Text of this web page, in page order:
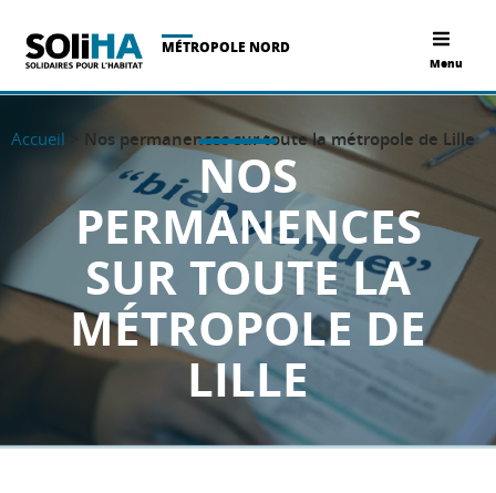
Menu
MÉTROPOLE NORD
Accueil Nos permanences sur toute la métropole de Lille
NOS
PERMANENCES
SUR TOUTE LA
MÉTROPOLE DE
LILLE